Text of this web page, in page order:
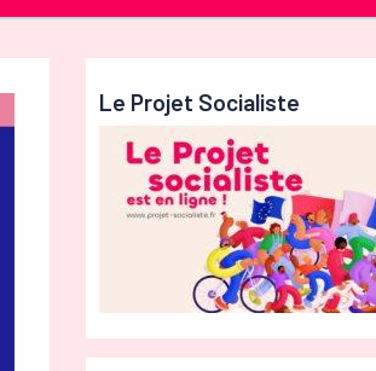
Le Projet Socialiste